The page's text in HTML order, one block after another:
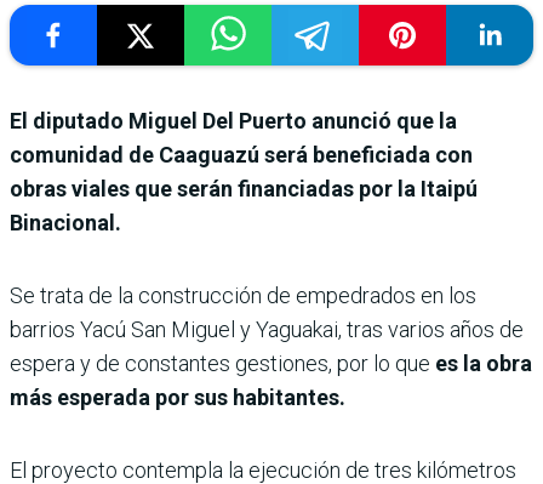
El diputado Miguel Del Puerto anunció que la
comunidad de Caaguazú será beneficiada con
obras viales que serán financiadas por la Itaipú
Binacional.
Se trata de la construcción de empedrados en los
barrios Yacú San Miguel y Yaguakai, tras varios años de
espera y de constantes gestiones, por lo que es la obra
más esperada por sus habitantes.
El proyecto contempla la ejecución de tres kilómetros